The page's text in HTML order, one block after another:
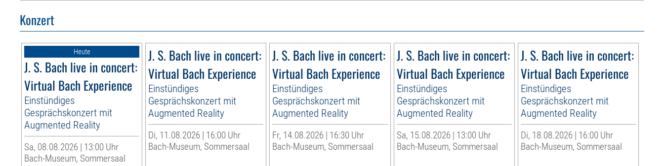
Konzert
Heute
J. S. Bach live in concert:
Virtual Bach Experience
Einstündiges
Gesprächskonzert mit
Augmented Reality
Sa, 08.08.2026 | 13:00 Uhr
Bach-Museum, Sommersaal
J. S. Bach live in concert:
Virtual Bach Experience
Einstündiges
Gesprächskonzert mit
Augmented Reality
Di, 11.08.2026 | 16:00 Uhr
Bach-Museum, Sommersaal
J. S. Bach live in concert:
Virtual Bach Experience
Einstündiges
Gesprächskonzert mit
Augmented Reality
Fr, 14.08.2026 | 16:30 Uhr
Bach-Museum, Sommersaal
J. S. Bach live in concert:
Virtual Bach Experience
Einstündiges
Gesprächskonzert mit
Augmented Reality
Sa, 15.08.2026 | 13:00 Uhr
Bach-Museum, Sommersaal
J. S. Bach live in concert:
Virtual Bach Experience
Einstündiges
Gesprächskonzert mit
Augmented Reality
Di, 18.08.2026 | 16:00 Uhr
Bach-Museum, Sommersaal